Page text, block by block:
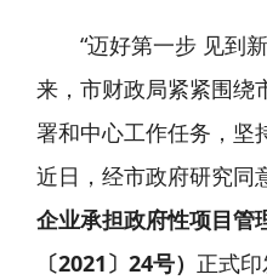
“迈好第一步 见到
来，市财政局紧紧围绕
署和中心工作任务，坚
近日，经市政府研究同
企业承担政府性项目管
〔2021〕24号） 正式